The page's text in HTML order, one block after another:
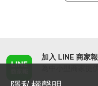
加入 LINE 商家報